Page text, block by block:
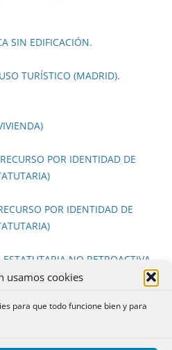
usamos cookies
para que todo funcione bien y para
SIN EDIFICACIÓN.
TURÍSTICO (MADRID).
POR IDENTIDAD DE
POR IDENTIDAD DE
NO RETROACTIVA
Y PENDENCIA DE